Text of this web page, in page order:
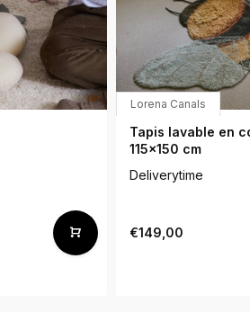
Lorena Canals
Tapis lavable en
115x150 cm
Deliverytime
€149,00